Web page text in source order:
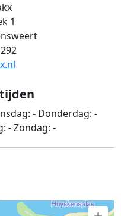
1
- Donderdag: -
-Zondag: -